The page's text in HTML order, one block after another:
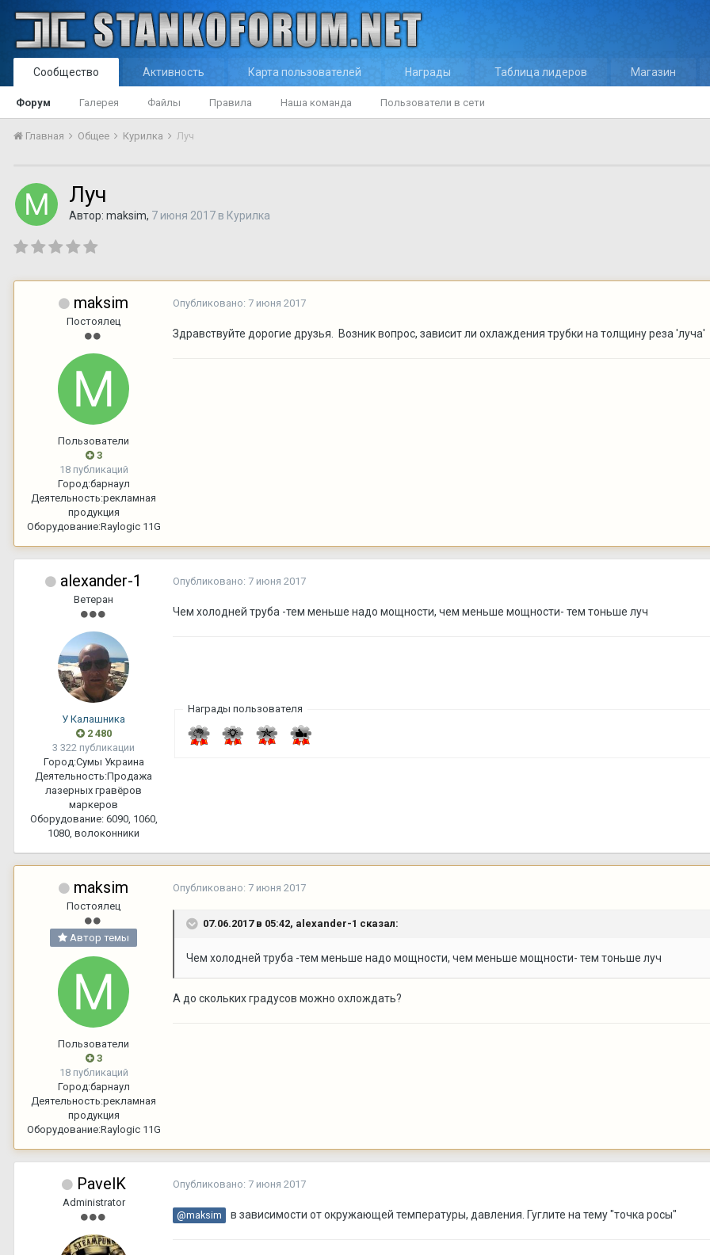
Сообщество
Форум Галерея Файлы Правила Наша команда Пользователи в сети
Активность Карта пользователей Награды Таблица лидеров Магазин
Главная Общее Курилка Луч
Луч
Автор: maksim, 7 июня 2017 в Курилка
maksim
Постоялец
Пользователи
3
18 публикаций
Город:барнаул
Деятельность:рекламная
продукция
Оборудование:Raylogic 11G
Опубликовано: 7 июня 2017
Здравствуйте дорогие друзья. Возник вопрос, зависит ли охлаждения трубки на толщину реза 'луча'
alexander-1
Ветеран
У Калашника
2 480
3 322 публикации
Город:Сумы Украина
Деятельность:Продажа
лазерных гравёров
маркеров
Оборудование:6090, 1060,
1080, волоконники
Опубликовано: 7 июня 2017
Чем холодней труба -тем меньше надо мощности, чем меньше мощности- тем тоньше луч
Награды пользователя
maksim
Постоялец
Автор темы
Пользователи
3
18 публикаций
Город:барнаул
Деятельность:рекламная
продукция
Оборудование:Raylogic 11G
Опубликовано: 7 июня 2017
07.06.2017 в 05:42, alexander-1 сказал:
Чем холодней труба -тем меньше надо мощности, чем меньше мощности- тем тоньше луч
А до скольких градусов можно охлождать?
PavelK
Administrator
Опубликовано: 7 июня 2017
@maksim в зависимости от окружающей температуры, давления. Гуглите на тему "точка росы"